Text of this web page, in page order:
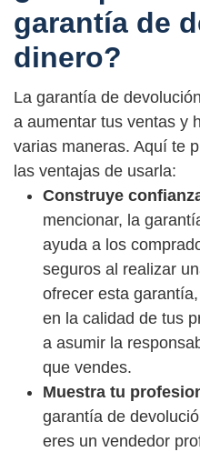
garantía de
dinero?
La garantía de
a aumentar tus ventas y
varias maneras. Aquí te
las ventajas de usarla:
Construye
mencionar, la
ayuda a los
seguros al realizar
ofrecer esta
en la calidad de tus
a asumir la
que vendes.
Muestra tu
garantía de
eres un vendedor